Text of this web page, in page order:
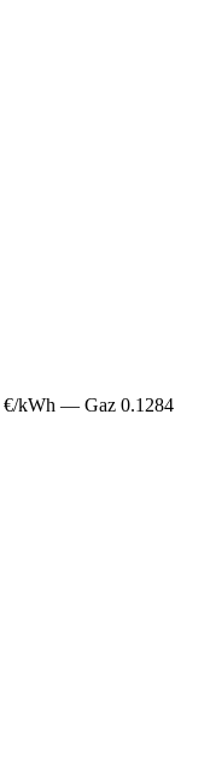
€/kWh — Gaz 0.1284